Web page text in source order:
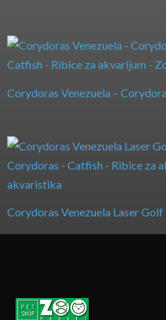
Corydoras Venezuela –
Corydoras Venezuela Laser